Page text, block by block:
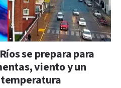
se prepara para
viento y un
temperatura